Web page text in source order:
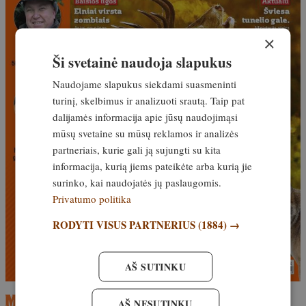
×
Ši svetainė naudoja slapukus
Naudojame slapukus siekdami suasmeninti
turinį, skelbimus ir analizuoti srautą. Taip pat
dalijamės informacija apie jūsų naudojimąsi
mūsų svetaine su mūsų reklamos ir analizės
partneriais, kurie gali ją sujungti su kita
informacija, kurią jiems pateikėte arba kurią jie
surinko, kai naudojatės jų paslaugomis.
Privatumo politika
RODYTI VISUS PARTNERIUS(1884) →
AŠ SUTINKU
AŠ NESUTINKU